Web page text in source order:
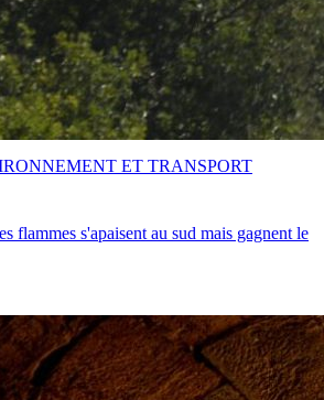
flammes s'apaisent au sud mais gagnent le
ET TRANSPORT